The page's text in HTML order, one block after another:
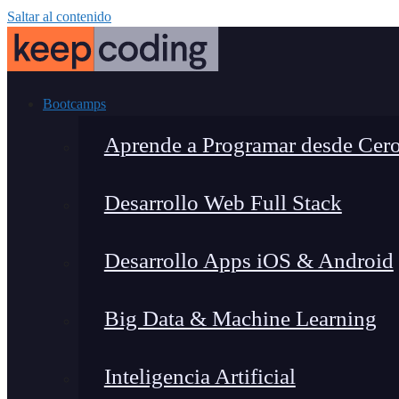
Saltar al contenido
Bootcamps
Aprende a Programar desde
Desarrollo Web Full Stack
Desarrollo Apps iOS & Android
Big Data & Machine Learning
Inteligencia Artificial